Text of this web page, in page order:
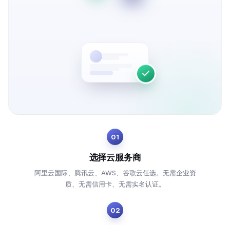
01
选择云服务商
阿里云国际、腾讯云、AWS、谷歌云任选。无需企业资
质、无需信用卡、无需实名认证。
02